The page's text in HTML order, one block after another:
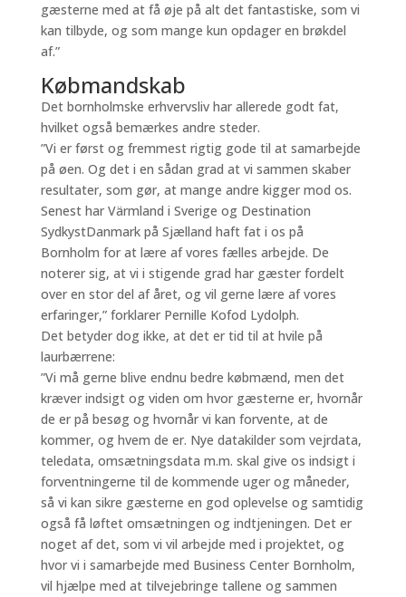
gæsterne med at få øje på alt det fantastiske, som vi
kan tilbyde, og som mange kun opdager en brøkdel
af.”
Købmandskab
Det bornholmske erhvervsliv har allerede godt fat,
hvilket også bemærkes andre steder.
”Vi er først og fremmest rigtig gode til at samarbejde
på øen. Og det i en sådan grad at vi sammen skaber
resultater, som gør, at mange andre kigger mod os.
Senest har Värmland i Sverige og Destination
SydkystDanmark på Sjælland haft fat i os på
Bornholm for at lære af vores fælles arbejde. De
noterer sig, at vi i stigende grad har gæster fordelt
over en stor del af året, og vil gerne lære af vores
erfaringer,” forklarer Pernille Kofod Lydolph.
Det betyder dog ikke, at det er tid til at hvile på
laurbærrene:
”Vi må gerne blive endnu bedre købmænd, men det
kræver indsigt og viden om hvor gæsterne er, hvornår
de er på besøg og hvornår vi kan forvente, at de
kommer, og hvem de er. Nye datakilder som vejrdata,
teledata, omsætningsdata m.m. skal give os indsigt i
forventningerne til de kommende uger og måneder,
så vi kan sikre gæsterne en god oplevelse og samtidig
også få løftet omsætningen og indtjeningen. Det er
noget af det, som vi vil arbejde med i projektet, og
hvor vi i samarbejde med Business Center Bornholm,
vil hjælpe med at tilvejebringe tallene og sammen